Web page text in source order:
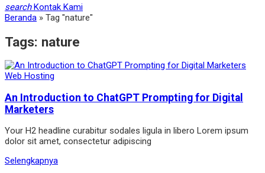
search Kontak Kami
Beranda » Tag "nature"
Tags: nature
Web Hosting
An Introduction to ChatGPT Prompting for Digital
Marketers
Your H2 headline curabitur sodales ligula in libero Lorem ipsum
dolor sit amet, consectetur adipiscing
Selengkapnya